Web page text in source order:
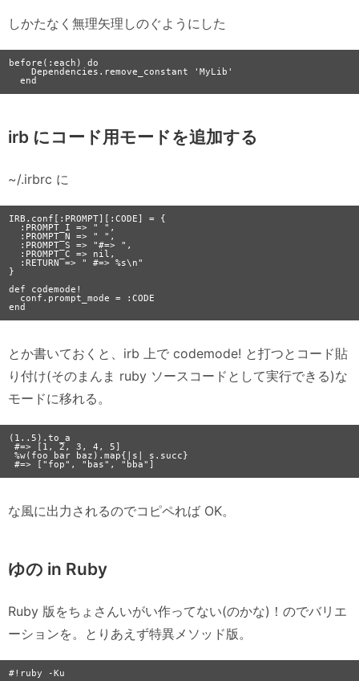
しかたなく無理矢理しのぐようにした
before(:each) do
    Dependencies.remove_constant 'MyLib'
irb にコード用モードを追加する
~/.irbrc に
IRB.conf[:PROMPT][:CODE] = {
}
def codemode!
とか書いておくと、irb 上で codemode! と打つとコード貼
り付け(そのまんま ruby ソースコードとして実行できる)な
モードに移れる。
(1..5).to_a
#=> [1, 2, 3, 4, 5]
%w(foo bar baz).map{|s| s.succ}
な風に出力されるのでコピペれば OK。
ゆの in Ruby
Ruby 版をちょさんいがい作ってない(のかな)！のでバリエ
ーションを。とりあえず特異メソッド版。
#!ruby -Ku